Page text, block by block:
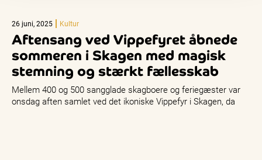
26 juni, 2025 Kultur
Aftensang ved Vippefyret åbnede
sommeren i Skagen med magisk
stemning og stærkt fællesskab
Mellem 400 og 500 sangglade skagboere og feriegæster var
onsdag aften samlet ved det ikoniske Vippefyr i Skagen, da